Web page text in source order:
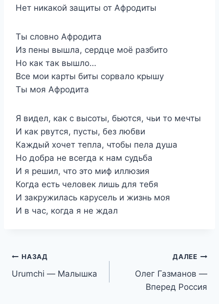
Нет никакой защиты от Афродиты
Ты словно Афродита
Из пены вышла, сердце моё разбито
Но как так вышло…
Все мои карты биты сорвало крышу
Ты моя Афродита
Я видел, как с высоты, бьются, чьи то мечты
И как рвутся, пусты, без любви
Каждый хочет тепла, чтобы пела душа
Но добра не всегда к нам судьба
И я решил, что это миф иллюзия
Когда есть человек лишь для тебя
И закружилась карусель и жизнь моя
И в час, когда я не ждал
Навигация
по
НАЗАД
Urumchi — Малышка
ДАЛЕЕ
Олег Газманов —
Вперед Россия